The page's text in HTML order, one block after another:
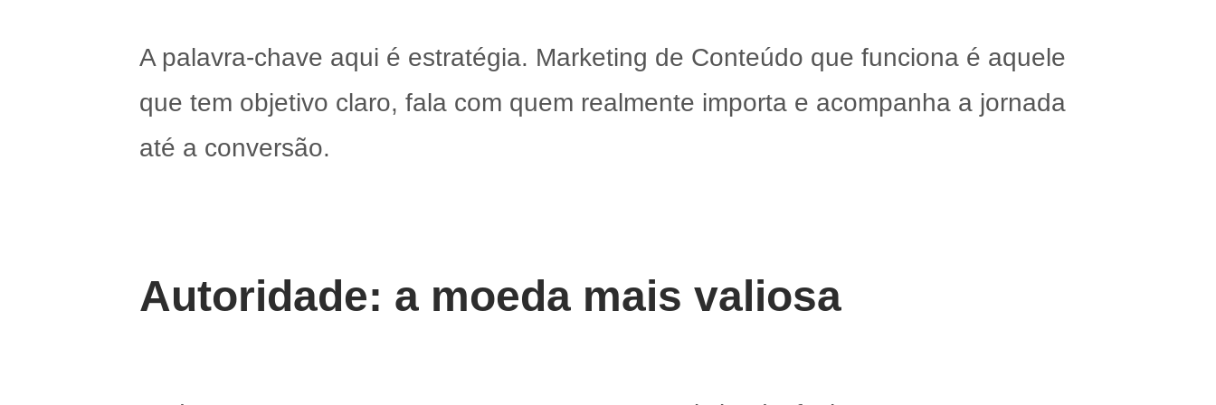
A palavra-chave aqui é estratégia. Marketing de Conteúdo que funciona é aquele
que tem objetivo claro, fala com quem realmente importa e acompanha a jornada
até a conversão.
Autoridade: a moeda mais valiosa